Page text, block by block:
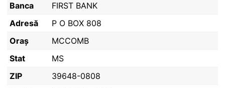
Banca
FIRST BANK
Adresă
P O BOX 808
Oraș
MCCOMB
Stat
MS
ZIP
39648-0808